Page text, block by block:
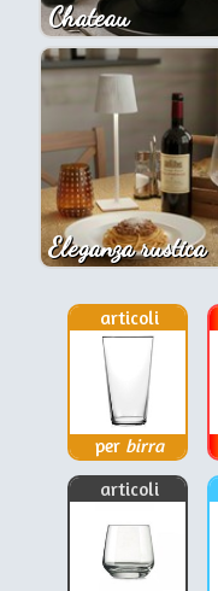
Chateau
Eleganza rustica
articoli
per birra
articoli